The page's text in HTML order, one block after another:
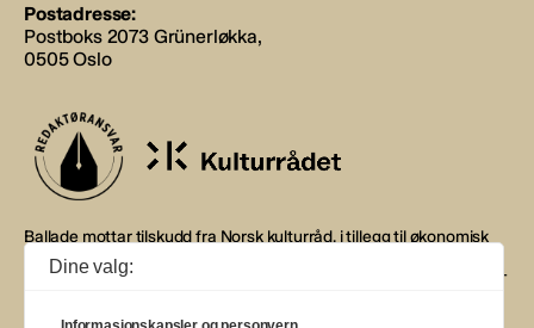
Postadresse:
Postboks 2073 Grünerløkka,
0505 Oslo
Ballade mottar tilskudd fra Norsk kulturråd, i tillegg til økonomisk
støtte fra eierne NOPA, Norsk komponistforening og
Musikkforleggerne. Ballade drives etter Redaktør- og Vær Varsom-
Dine valg: